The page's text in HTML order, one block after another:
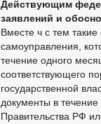
Действующим
заявлений и
Вместе ч с тем
самоуправления,
течение одного
соответствующего
государственной
документы в
Правительства РФ